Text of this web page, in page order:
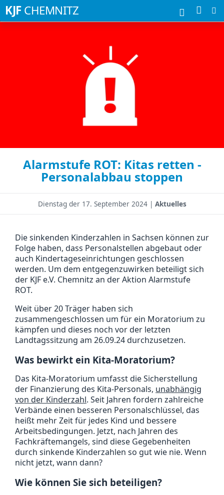
KJF CHEMNITZ Suchbegriffe
Alarmstufe ROT: Kitas retten -
Personalabbau stoppen
Dienstag der 17. September 2024 | Aktuelles
Die sinkenden Kinderzahlen in Sachsen können zur
Folge haben, dass Personalstellen abgebaut oder
auch Kindertageseinrichtungen geschlossen
werden. Um dem entgegenzuwirken beteiligt sich
der KJF e.V. Chemnitz an der Aktion Alarmstufe
ROT.
Weit über 20 Träger haben sich
zusammengeschlossen um für ein Moratorium zu
kämpfen und dieses noch vor der letzten
Landtagssitzung am 26.09.24 durchzusetzen.
Was bewirkt ein Kita-Moratorium?
Das Kita-Moratorium umfasst die Sicherstellung
der Finanzierung des Kita-Personals, unabhängig
von der Kinderzahl. Seit Jahren fordern zahlreiche
Verbände einen besseren Personalschlüssel, das
heißt mehr Zeit für jedes Kind und bessere
Arbeitsbedingungen. Jetzt, nach Jahren des
Fachkräftemangels, sind diese Gegebenheiten
durch sinkende Kinderzahlen so gut wie nie. Wenn
nicht jetzt, wann dann?
Wie können Sie sich beteiligen?